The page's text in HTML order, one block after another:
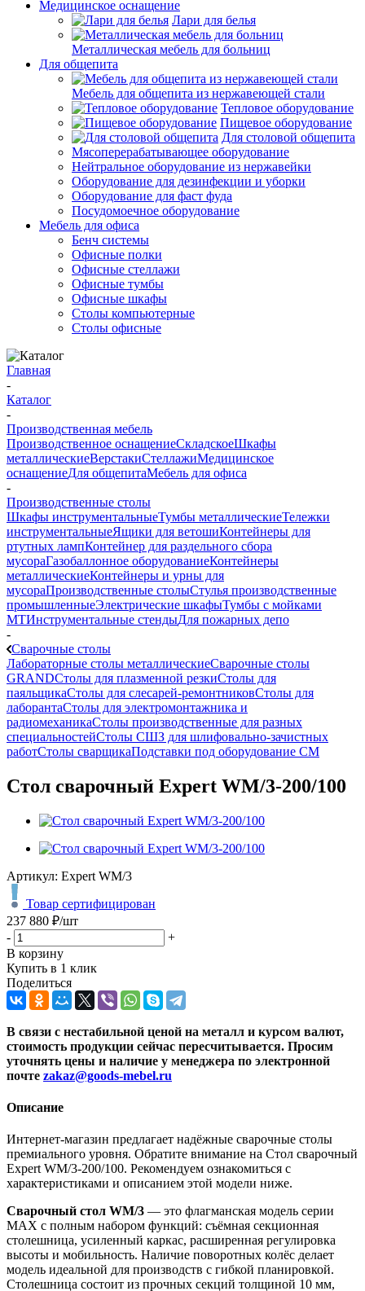
Медицинское оснащение
Лари для белья
Металлическая мебель для больниц
Для общепита
Мебель для общепита из нержавеющей стали
Тепловое оборудование
Пищевое оборудование
Для столовой общепита
Мясоперерабатывающее оборудование
Нейтральное оборудование из нержавейки
Оборудование для дезинфекции и уборки
Оборудование для фаст фуда
Посудомоечное оборудование
Мебель для офиса
Бенч системы
Офисные полки
Офисные стеллажи
Офисные тумбы
Офисные шкафы
Столы компьютерные
Столы офисные
Главная
-
Каталог
-
Производственная мебель
Производственное оснащениеСкладскоеШкафы
металлическиеВерстакиСтеллажиМедицинское
оснащениеДля общепитаМебель для офиса
-
Производственные столы
Шкафы инструментальныеТумбы металлическиеТележки
инструментальныеЯщики для ветошиКонтейнеры для
ртутных лампКонтейнер для раздельного сбора
мусораГазобаллонное оборудованиеКонтейнеры
металлическиеКонтейнеры и урны для
мусораПроизводственные столыСтулья производственные
промышленныеЭлектрические шкафыТумбы с мойками
МТИнструментальные стендыДля пожарных депо
-
Сварочные столы
Лабораторные столы металлическиеСварочные столы
GRANDСтолы для плазменной резкиСтолы для
паяльщикаСтолы для слесарей-ремонтниковСтолы для
лаборантаСтолы для электромонтажника и
радиомеханикаСтолы производственные для разных
специальностейСтолы СШЗ для шлифовально-зачистных
работСтолы сварщикаПодставки под оборудование СМ
Стол сварочный Expert WM/3-200/100
Артикул: Expert WM/3
Товар сертифицирован
237 880 ₽/шт
-
+
В корзину
Купить в 1 клик
Поделиться
В связи с нестабильной ценой на металл и курсом валют,
стоимость продукции сейчас пересчитывается. Просим
уточнять цены и наличие у менеджера по электронной
почте zakaz@goods-mebel.ru
Описание
Интернет-магазин предлагает надёжные сварочные столы
премиального уровня. Обратите внимание на Стол сварочный
Expert WM/3-200/100. Рекомендуем ознакомиться с
характеристиками и описанием этой модели ниже.
Сварочный стол WM/3 — это флагманская модель серии
MAX с полным набором функций: съёмная секционная
столешница, усиленный каркас, расширенная регулировка
высоты и мобильность. Наличие поворотных колёс делает
модель идеальной для производств с гибкой планировкой.
Столешница состоит из прочных секций толщиной 10 мм,